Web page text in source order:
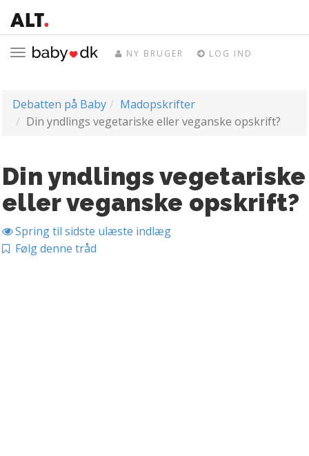
Toggle
NY BRUGER LOG IND
Debatten på Baby
Madopskrifter
Din yndlings vegetariske eller veganske opskrift?
Din yndlings vegetariske
eller veganske opskrift?
Spring til sidste ulæste indlæg
Følg denne tråd